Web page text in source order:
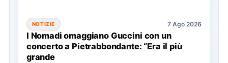
NOTIZIE 7 Ago 2026
I Nomadi omaggiano Guccini con un
concerto a Pietrabbondante: “Era il più
grande